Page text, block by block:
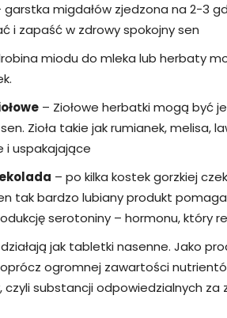
migdałów zjedzona na 2-3
i zapaść w zdrowy spokojny sen
miodu do mleka lub herbaty
– Ziołowe herbatki mogą być
Zioła takie jak rumianek, melisa,
i uspakajające
– po kilka kostek gorzkiej
tak bardzo lubiany produkt
serotoniny – hormonu, który
jak tabletki nasenne. Jako
oprócz ogromnej zawartości
czyli substancji odpowiedzialnych za